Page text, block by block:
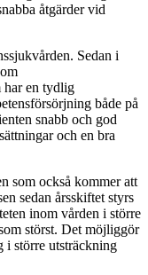
åtgärder vid
Sedan i
har en tydlig
både på
snabb och god
och en bra
som också kommer att
sedan årsskiftet styrs
inom vården i större
störst. Det möjliggör
i större utsträckning